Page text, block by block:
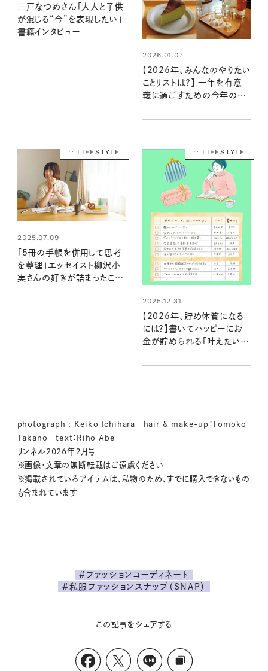
三戸なつめさん「大人と子供
が混じる“今”を表現したい」
書籍インタビュー
2026.01.07
【2026年、みんなのやりたい
ことリストは？】 一年を有意
義に過ごすための今年の目
LIFESTYLE
2025.07.09
「5冊の手帳を併用して思考
を整理」エッセイスト柳沢小
実さんの好きが詰まったこだ
LIFESTYLE
2025.12.31
【2026年、貯め体質になる
には？】書いてハッピーにお
金が貯められる「叶えたいこ
photograph : Keiko Ichihara hair & make-up：Tomoko
Takano text：Riho Abe
リンネル2026年２月号
※画像・文章の無断転載はご遠慮ください
※掲載されているアイテムは、私物のため、すでに購入できないもの
も含まれています
#ファッションコーディネート
#私服ファッションスナップ（SNAP）
この記事をシェアする